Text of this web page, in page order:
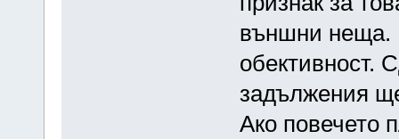
външни неща.
обективност.
задължения
Ако повечето